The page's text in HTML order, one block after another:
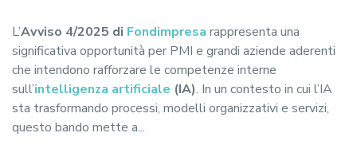
L’Avviso 4/2025 di Fondimpresa rappresenta una
significativa opportunità per PMI e grandi aziende aderenti
che intendono rafforzare le competenze interne
sull’intelligenza artificiale (IA). In un contesto in cui l’IA
sta trasformando processi, modelli organizzativi e servizi,
questo bando mette a...